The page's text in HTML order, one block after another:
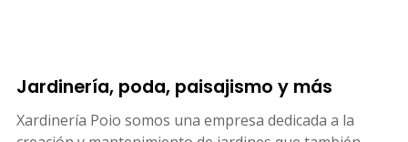
Jardinería, poda, paisajismo y más
Xardinería Poio somos una empresa dedicada a la